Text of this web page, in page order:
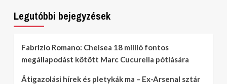
Legutóbbi bejegyzések
Fabrizio Romano: Chelsea 18 millió fontos
megállapodást kötött Marc Cucurella pótlására
Átigazolási hírek és pletykák ma – Ex-Arsenal sztár